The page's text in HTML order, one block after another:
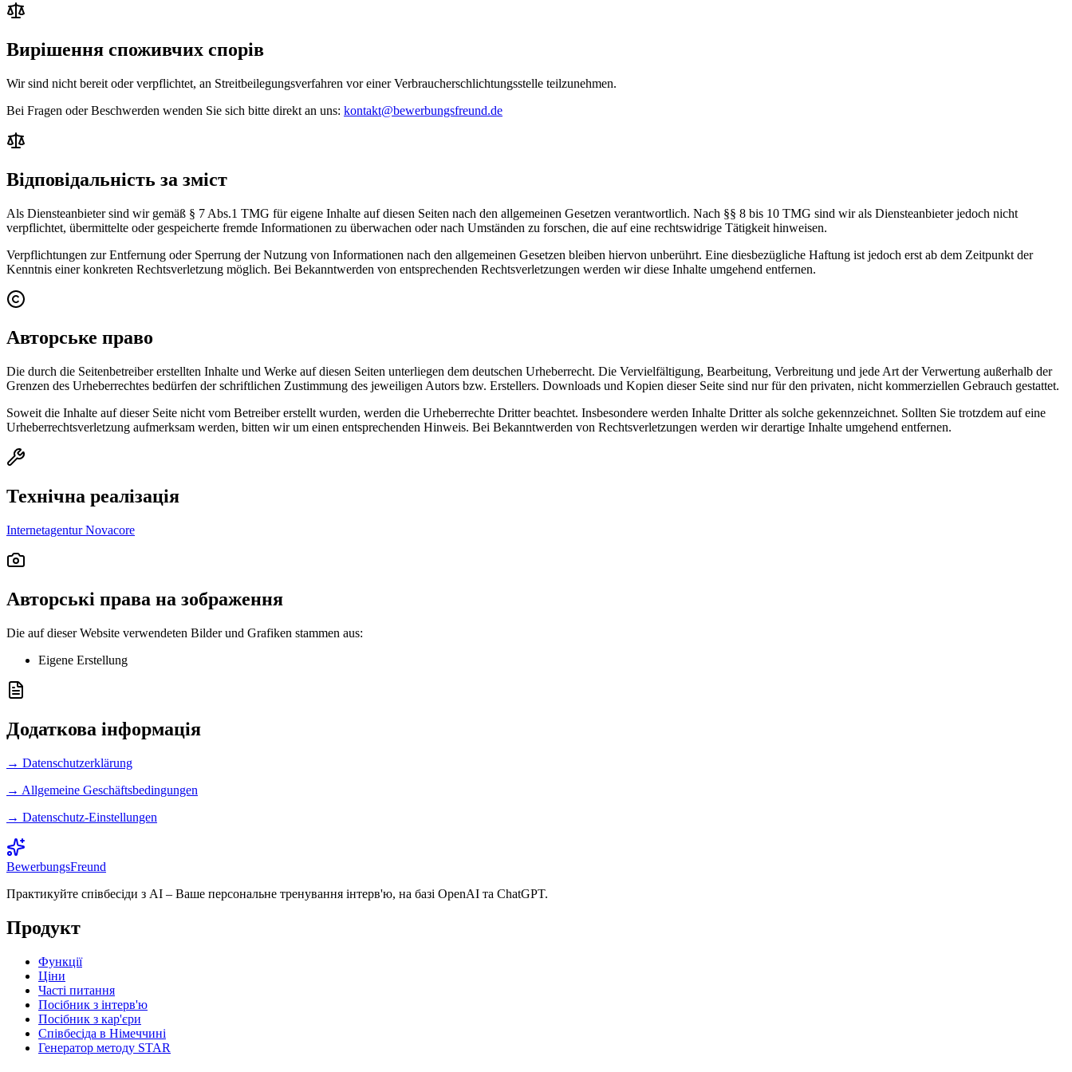
Вирішення споживчих спорів
Wir sind nicht bereit oder verpflichtet, an Streitbeilegungsverfahren vor einer Verbraucherschlichtungsstelle teilzunehmen.
Bei Fragen oder Beschwerden wenden Sie sich bitte direkt an uns: kontakt@bewerbungsfreund.de
Відповідальність за зміст
Als Diensteanbieter sind wir gemäß § 7 Abs.1 TMG für eigene Inhalte auf diesen Seiten nach den allgemeinen Gesetzen verantwortlich. Nach §§ 8 bis 10 TMG sind wir als Diensteanbieter jedoch nicht
verpflichtet, übermittelte oder gespeicherte fremde Informationen zu überwachen oder nach Umständen zu forschen, die auf eine rechtswidrige Tätigkeit hinweisen.
Verpflichtungen zur Entfernung oder Sperrung der Nutzung von Informationen nach den allgemeinen Gesetzen bleiben hiervon unberührt. Eine diesbezügliche Haftung ist jedoch erst ab dem Zeitpunkt der
Kenntnis einer konkreten Rechtsverletzung möglich. Bei Bekanntwerden von entsprechenden Rechtsverletzungen werden wir diese Inhalte umgehend entfernen.
Авторське право
Die durch die Seitenbetreiber erstellten Inhalte und Werke auf diesen Seiten unterliegen dem deutschen Urheberrecht. Die Vervielfältigung, Bearbeitung, Verbreitung und jede Art der Verwertung außerhalb der
Grenzen des Urheberrechtes bedürfen der schriftlichen Zustimmung des jeweiligen Autors bzw. Erstellers. Downloads und Kopien dieser Seite sind nur für den privaten, nicht kommerziellen Gebrauch gestattet.
Soweit die Inhalte auf dieser Seite nicht vom Betreiber erstellt wurden, werden die Urheberrechte Dritter beachtet. Insbesondere werden Inhalte Dritter als solche gekennzeichnet. Sollten Sie trotzdem auf eine
Urheberrechtsverletzung aufmerksam werden, bitten wir um einen entsprechenden Hinweis. Bei Bekanntwerden von Rechtsverletzungen werden wir derartige Inhalte umgehend entfernen.
Технічна реалізація
Internetagentur Novacore
Авторські права на зображення
Die auf dieser Website verwendeten Bilder und Grafiken stammen aus:
Eigene Erstellung
Додаткова інформація
→ Datenschutzerklärung
→ Allgemeine Geschäftsbedingungen
→ Datenschutz-Einstellungen
BewerbungsFreund
Практикуйте співбесіди з AI – Ваше персональне тренування інтерв'ю, на базі OpenAI та ChatGPT.
Продукт
Функції
Ціни
Часті питання
Посібник з інтерв'ю
Посібник з кар'єри
Співбесіда в Німеччині
Генератор методу STAR